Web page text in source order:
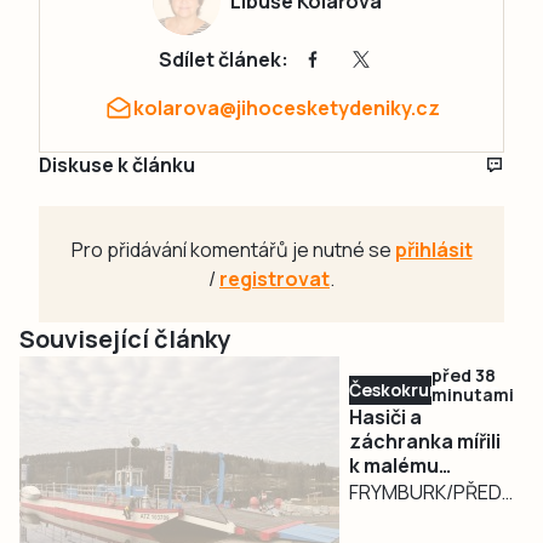
Sdílet článek:
kolarova@jihocesketydeniky.cz
Diskuse k článku
Pro přidávání komentářů je nutné se přihlásit
/registrovat.
Související články
Českokrumlovsko
před 38
minutami
Hasiči a
záchranka mířili
k malému
pacientovi na
FRYMBURK/PŘEDNÍ